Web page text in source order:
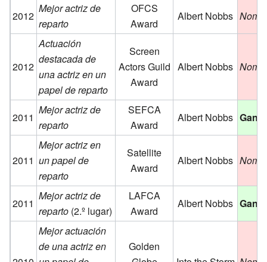
2012
Mejor actriz de
reparto
OFCS
Award
Albert Nobbs
2012
Actuación
destacada de
una actriz en un
papel de reparto
Screen
Actors Guild
Award
Albert Nobbs
2011
Mejor actriz de
reparto
SEFCA
Award
Albert Nobbs Ganó
2011
Mejor actriz en
un papel de
reparto
Satellite
Award
Albert Nobbs
2011
Mejor actriz de
reparto (2.º lugar)
LAFCA
Award
Albert Nobbs Ganó
Mejor actuación
de una actriz en
Golden